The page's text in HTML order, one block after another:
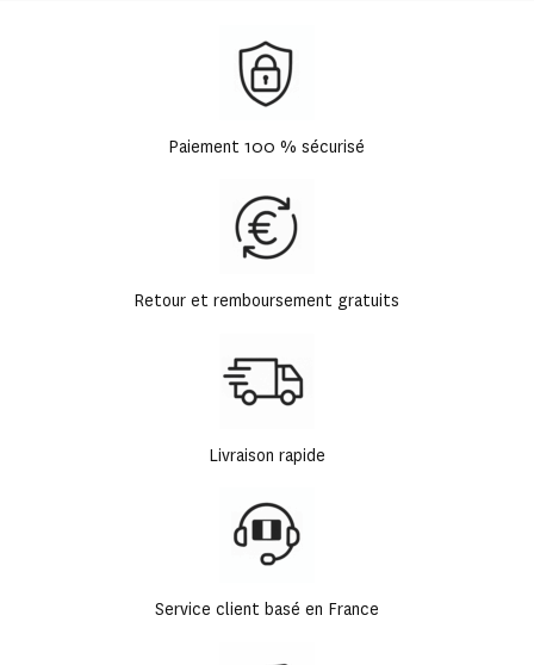
Paiement 100 % sécurisé
Retour et remboursement gratuits
Livraison rapide
Service client basé en France